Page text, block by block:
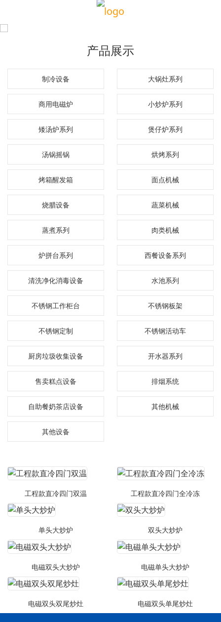
产品展示
制冷设备 大锅灶系列
商用电磁炉 小炒炉系列
矮汤炉系列 煲仔炉系列
汤锅摇锅 烘烤系列
烤箱醒发箱 面点机械
烧腊设备 蔬菜机械
蒸煮系列 肉类机械
炉拼台系列 西餐设备系列
清洗净化消毒设备 水池系列
不锈钢工作柜台 不锈钢板架
不锈钢定制 不锈钢活动车
厨房垃圾收集设备 开水器系列
售卖糕点设备 排烟系统
自助餐奶茶店设备 其他机械
其他设备
工程款直冷四门双温 工程款直冷四门全冷冻
单头大炒炉 双头大炒炉
电磁双头大炒炉 电磁单头大炒炉
电磁双头双尾炒灶 电磁双头单尾炒灶